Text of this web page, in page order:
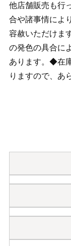
他店舗販売も行
合や諸事情によ
容赦いただけま
の発色の具合に
あります。◆在
りますので、あ